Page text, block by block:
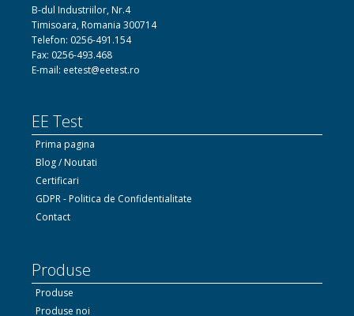
B-dul Industriilor, Nr.4
Timisoara, Romania 300714
Telefon: 0256-491.154
Fax: 0256-493.468
E-mail: eetest@eetest.ro
EE Test
Prima pagina
Blog / Noutati
Certificari
GDPR - Politica de Confidentialitate
Contact
Produse
Produse
Produse noi